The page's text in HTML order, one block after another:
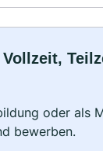
oder als
bewerben.